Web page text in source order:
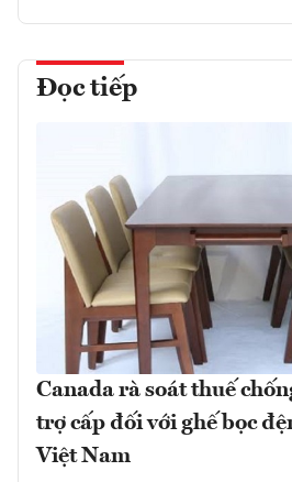
Đọc tiếp
Canada rà soát thuế
trợ cấp đối với ghế bọc
Việt Nam